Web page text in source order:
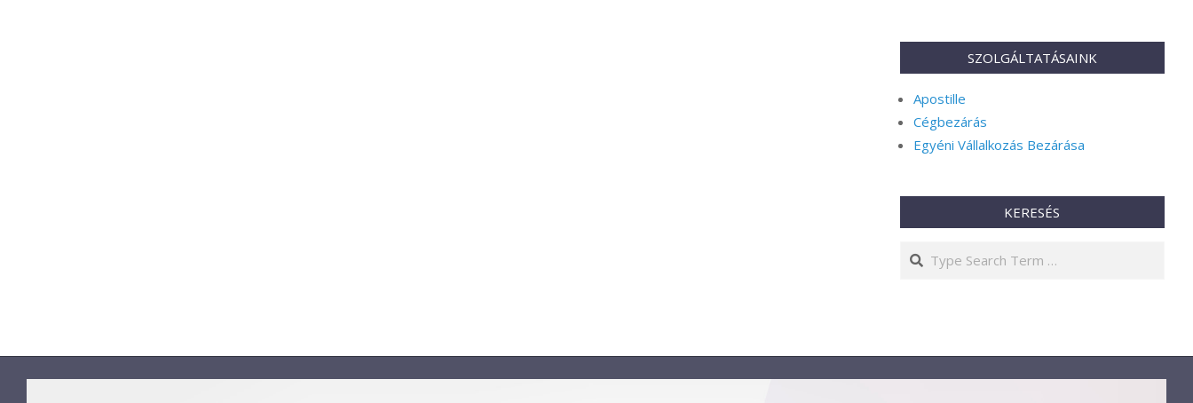
SZOLGÁLTATÁSAINK
Apostille
Cégbezárás
Egyéni Vállalkozás Bezárása
KERESÉS
Search